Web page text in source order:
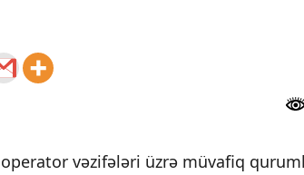
vəzifələri üzrə müvafiq